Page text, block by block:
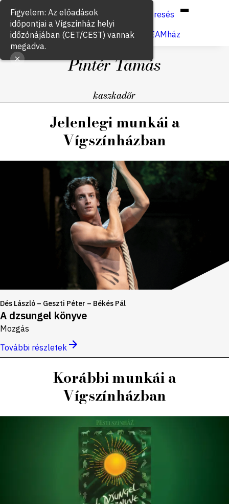
Keresés
Jegyvásárlás
VígSTREAMház
Pintér Tamás
kaszkadőr
Jelenlegi munkái a
Vígszínházban
Dés László – Geszti Péter – Békés Pál
A dzsungel könyve
Mozgás
További részletek
Korábbi munkái a
Vígszínházban